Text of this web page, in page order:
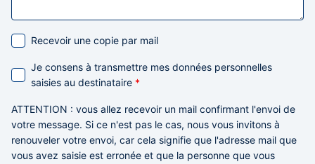
Recevoir une copie par mail
Je consens à transmettre mes données personnelles
saisies au destinataire *
ATTENTION : vous allez recevoir un mail confirmant l'envoi de
votre message. Si ce n'est pas le cas, nous vous invitons à
renouveler votre envoi, car cela signifie que l'adresse mail que
vous avez saisie est erronée et que la personne que vous